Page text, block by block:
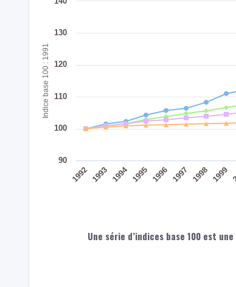
Indice base 100 : 1991
1992 1993 1994 1995 1996 1997 1998 1999
90
100
110
120
130
Une série d’indices base 100 est